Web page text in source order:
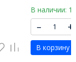
В наличии: 1
– +
В корзину